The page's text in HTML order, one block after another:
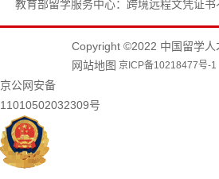
教育部留学服务中心：跨境远程文凭证书
Copyright ©2022 中国留学人
网站地图 京ICP备10218477号-1
京公网安备
11010502032309号